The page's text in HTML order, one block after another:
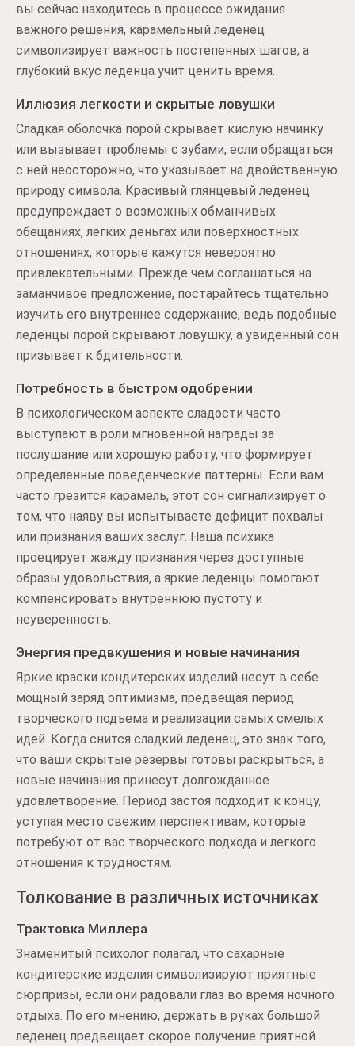
вы сейчас находитесь в процессе ожидания
важного решения, карамельный леденец
символизирует важность постепенных шагов, а
глубокий вкус леденца учит ценить время.
Иллюзия легкости и скрытые ловушки
Сладкая оболочка порой скрывает кислую начинку
или вызывает проблемы с зубами, если обращаться
с ней неосторожно, что указывает на двойственную
природу символа. Красивый глянцевый леденец
предупреждает о возможных обманчивых
обещаниях, легких деньгах или поверхностных
отношениях, которые кажутся невероятно
привлекательными. Прежде чем соглашаться на
заманчивое предложение, постарайтесь тщательно
изучить его внутреннее содержание, ведь подобные
леденцы порой скрывают ловушку, а увиденный сон
призывает к бдительности.
Потребность в быстром одобрении
В психологическом аспекте сладости часто
выступают в роли мгновенной награды за
послушание или хорошую работу, что формирует
определенные поведенческие паттерны. Если вам
часто грезится карамель, этот сон сигнализирует о
том, что наяву вы испытываете дефицит похвалы
или признания ваших заслуг. Наша психика
проецирует жажду признания через доступные
образы удовольствия, а яркие леденцы помогают
компенсировать внутреннюю пустоту и
неуверенность.
Энергия предвкушения и новые начинания
Яркие краски кондитерских изделий несут в себе
мощный заряд оптимизма, предвещая период
творческого подъема и реализации самых смелых
идей. Когда снится сладкий леденец, это знак того,
что ваши скрытые резервы готовы раскрыться, а
новые начинания принесут долгожданное
удовлетворение. Период застоя подходит к концу,
уступая место свежим перспективам, которые
потребуют от вас творческого подхода и легкого
отношения к трудностям.
Толкование в различных источниках
Трактовка Миллера
Знаменитый психолог полагал, что сахарные
кондитерские изделия символизируют приятные
сюрпризы, если они радовали глаз во время ночного
отдыха. По его мнению, держать в руках большой
леденец предвещает скорое получение приятной